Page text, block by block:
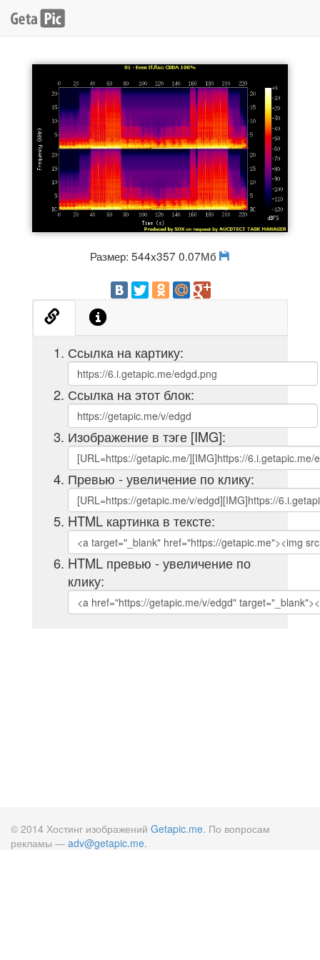
Размер: 544x357 0.07Мб
Ссылка на картику:
Ссылка на этот блок:
Изображение в тэге [IMG]:
Превью - увеличение по клику:
HTML картинка в тексте:
HTML превью - увеличение по
клику:
© 2014 Хостинг изображений Getapic.me. По вопросам
рекламы — adv@getapic.me.